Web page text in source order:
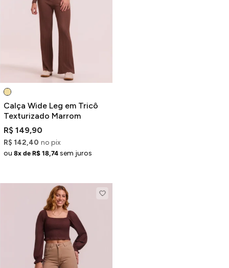
Calça Wide Leg em Tricô
Texturizado Marrom
R$ 149,90
R$ 142,40 no pix
ou 8x de R$ 18,74 sem juros